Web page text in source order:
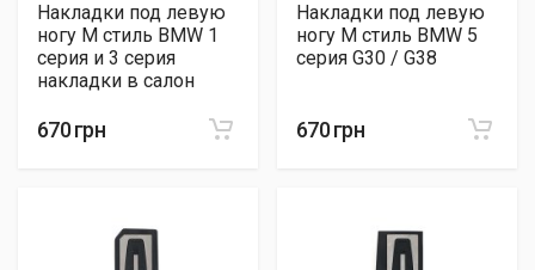
Накладки под левую
ногу М стиль BMW 1
серия и 3 серия
накладки в салон
670 грн
Накладки под левую
ногу М стиль BMW 5
серия G30 / G38
670 грн